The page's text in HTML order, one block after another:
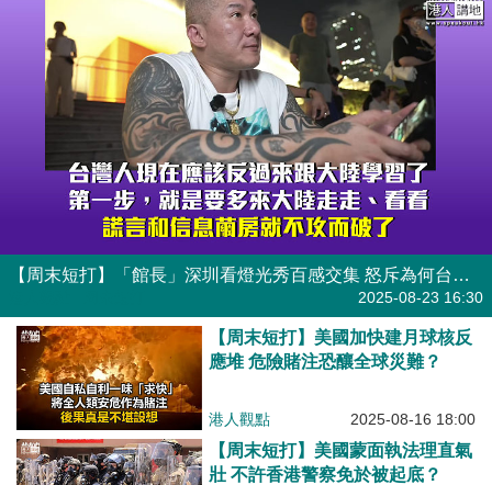
【周末短打】「館長」深圳看燈光秀百感交集 怒斥為何台灣飽受缺電之苦
2025-08-23 16:30
【周末短打】美國加快建月球核反
應堆 危險賭注恐釀全球災難？
港人觀點 2025-08-16 18:00
【周末短打】美國蒙面執法理直氣
壯 不許香港警察免於被起底？